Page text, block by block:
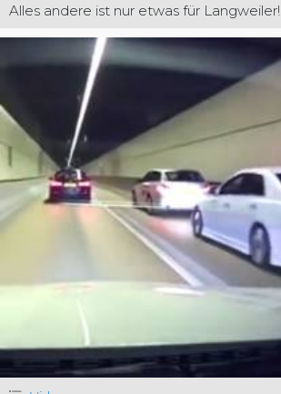
Alles andere ist nur etwas für Langweiler!